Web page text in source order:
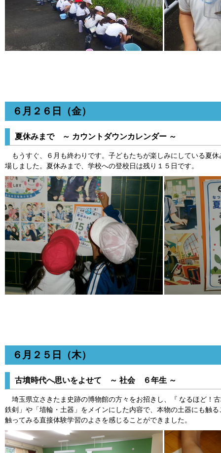
６月２６日（金）
夏休みまで ～ カウントダウンカレンダー ～
もうすぐ、６月も終わりです。子どもたちが楽しみにしている夏
場しました。夏休みまで、学校への登校日は残り１５日です。
６月２５日（木）
古墳時代へ思いをよせて ～ 社会 ６年生 ～
埼玉県立さきたま史跡の博物館の方々をお招きし、『 なるほど！
鉄剣」や「埴輪・土器」をメインにした内容で、本物の土器にも触
触ってみる直接体験学習のよさを感じることができました。